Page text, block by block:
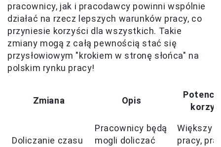
pracownicy, jak i pracodawcy powinni wspólnie
działać na rzecz lepszych warunków pracy, co
przyniesie korzyści dla wszystkich. Takie
zmiany mogą z całą pewnością stać się
przysłowiowym "krokiem w stronę słońca" na
polskim rynku pracy!
Zmiana Opis
Doliczanie czasu
Pracownicy będą
mogli doliczać
Większy
pracy,